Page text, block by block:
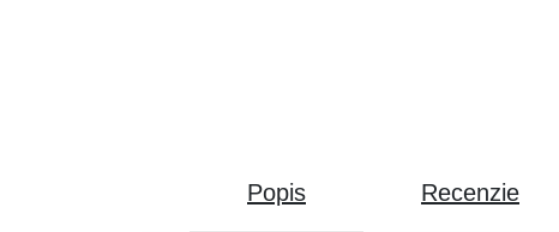
Popis Recenzie